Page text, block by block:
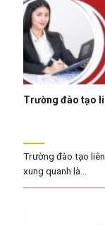
Trường đào tạo
Trường đào tạo
xung quanh là...